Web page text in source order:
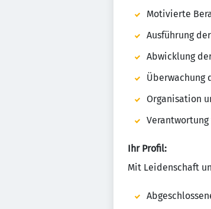
Motivierte
Ausführung
Abwicklung
Überwachung
Organisation
Ihr Profil:
Mit Leidenschaft